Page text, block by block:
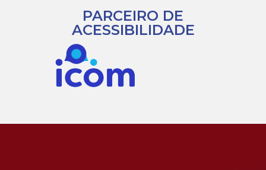
PARCEIRO DE
ACESSIBILIDADE